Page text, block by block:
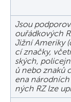
Jsou
ouřádkových
Jižní Ameriky
cí značky,
ských,
ů nebo znaků
ena
ných RZ lze